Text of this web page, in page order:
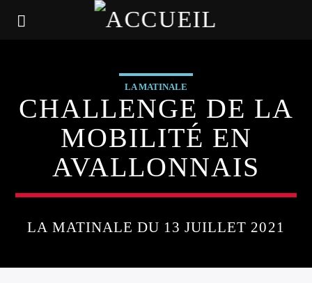
LA MATINALE
CHALLENGE DE LA
MOBILITÉ EN
AVALLONNAIS
LA MATINALE DU 13 JUILLET 2021